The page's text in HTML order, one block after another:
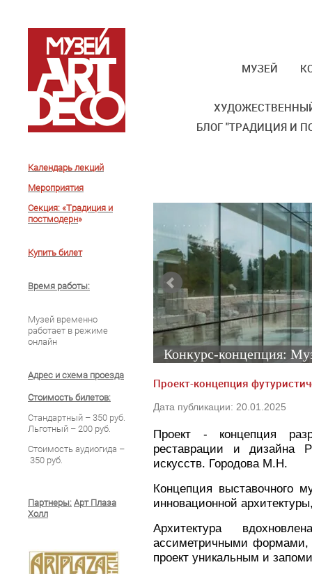
Календарь лекций
Мероприятия
Секция: «Традиция и
постмодерн»
Купить билет
Время работы:
Музей временно
работает в режиме
онлайн
Адрес и схема проезда
Стоимость билетов:
Стандартный – 350 руб.
Льготный – 200 руб.
Стоимость аудиогида –
350 руб.
Партнеры: Арт Плаза
Холл
МУЗЕЙ
БЛОГ "ТРАДИЦИЯ И
Конкурс-концепция:
Проект-концепция
Дата публикации: 20.01.2025
Проект - концепция
реставрации и дизайна
искусств. Городова М.Н.
Концепция выставочного
инновационной
Архитектура
ассиметричными формами,
проект уникальным и